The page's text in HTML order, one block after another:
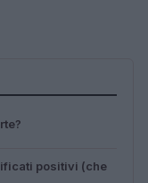
positivi (che